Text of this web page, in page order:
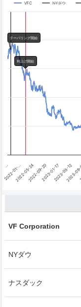
Chart
The chart has 1 X axis
The chart has 4 Y axes
Chart annotations
テーパリング開始
利上げ開始
テーパリング開始
利上げ開始
VFC NYダウ
…
2022-01-…2022-05-242022-09-202023-01-172023-05-12
2023-
VF Corporation
NYダウ
ナスダック